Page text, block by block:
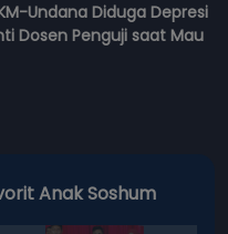
Undana Diduga Depresi
Dosen Penguji saat Mau
Anak Soshum